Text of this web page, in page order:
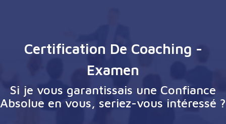
Certification De Coaching -
Examen
Si je vous garantissais une Confiance
Absolue en vous, seriez-vous intéressé ?